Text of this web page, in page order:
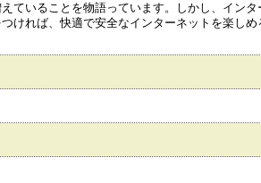
ていることを物語っています。しかし、イン
ければ、快適で安全なインターネットを楽し